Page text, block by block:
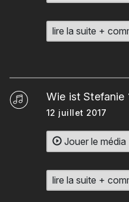
lire la suite +
Wie ist Stefanie
12 juillet 2017
Jouer le média
lire la suite +